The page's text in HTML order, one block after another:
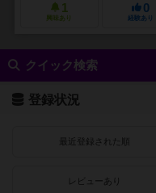
1
興味あり
0
経験あり
クイック検索
登録状況
最近登録された順
レビューあり